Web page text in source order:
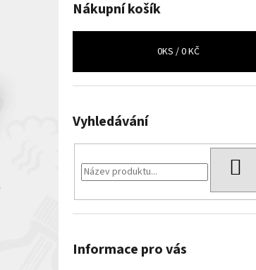
Nákupní košík
0KS /0 KČ
Vyhledávání
Informace pro vás